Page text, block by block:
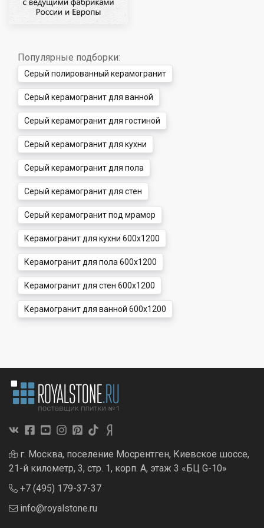
Популярные подборки:
Серый полированный керамогранит
Серый керамогранит для ванной
Серый керамогранит для гостиной
Серый керамогранит для кухни
Серый керамогранит для пола
Серый керамогранит для стен
Серый керамогранит под мрамор
Керамогранит для кухни 600x1200
Керамогранит для пола 600x1200
Керамогранит для стен 600x1200
Керамогранит для ванной 600x1200
г. Москва, поселение Мосрентген, Киевское шоссе,
21-й километр, 3, стр. 1, корп. А, этаж 3 «БЦ G-10»
+7 (495) 179-37-37
info@royalstone.ru